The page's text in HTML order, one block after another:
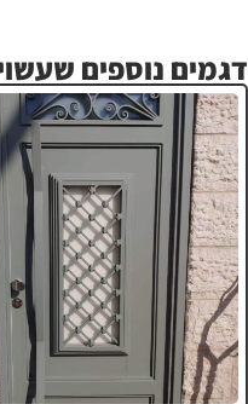
דגמים נוספים